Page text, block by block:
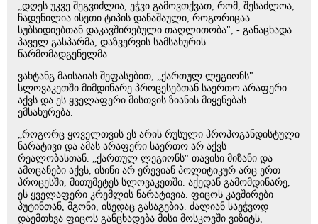
„დღეს უკვე შეგვიძლია, ეჭვი გამოვთქვათ, რომ, შესაძლოა,
ჩადენილია ისეთი ტიპის დანაშაული, როგორიცაა
სუბსიდიებთან დაკავშირებული თაღლითობა", - განაცხადა
პაველ გასპარმა, დაზვერვის სამსახურის
წარმომადგენელმა.
ვახტანგ მაისაიას შეფასებით, „ქართულ ლეგიონს"
სლოვაკეთში მიმდინარე პროცესებთან საერთო არაფერი
აქვს და ეს ყველაფერი მისთვის ზიანის მიყენებას
ემსახურება.
„როგორც ყოველთვის ეს არის რუსული პროპოგანდისტული
ნარატივი და ამას არაფერი საერთო არ აქვს
რეალობასთან. „ქართულ ლეგიონს" თავისი მიზანი და
ამოცანები აქვს, ისინი არ ერევიან პოლიტიკურ არც ერთ
პროცესში, მითუმეტეს სლოვაკეთში. აქედან გამომდინარე,
ეს ყველაფერი კრემლის ნარატივია. ფიცოს კავშირები
პუტინთან, მგონი, ისედაც გასაგებია. ძალიან საეჭვოდ
დაემთხვა ფიცოს განცხადება მისი მოსკოვში ვიზიტს,